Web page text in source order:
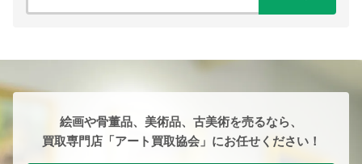
絵画や骨董品、美術品、古美術を売るなら、
買取専門店「アート買取協会」にお任せください！